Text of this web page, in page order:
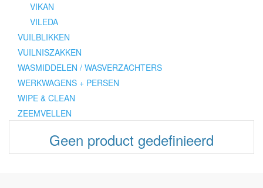
VIKAN
VILEDA
VUILBLIKKEN
VUILNISZAKKEN
WASMIDDELEN / WASVERZACHTERS
WERKWAGENS + PERSEN
WIPE & CLEAN
ZEEMVELLEN
Geen product gedefinieerd